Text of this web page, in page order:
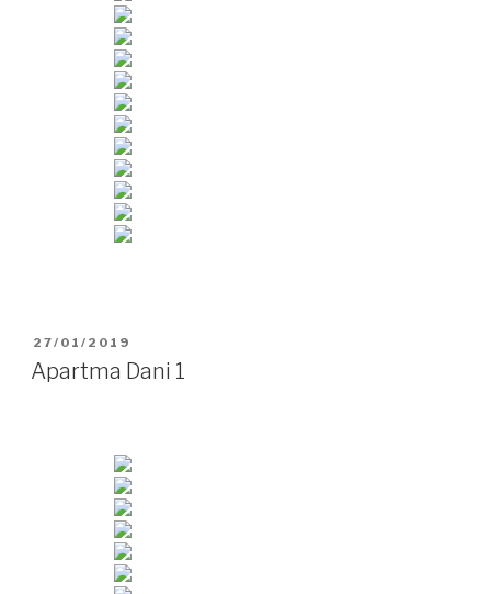
OBJAVLJENO
DNE
27/01/2019
Apartma Dani 1